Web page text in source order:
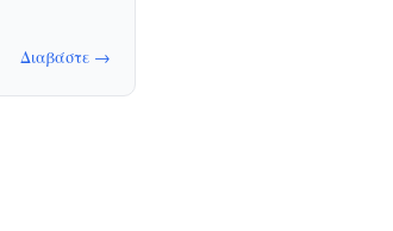
Διαβάστε →